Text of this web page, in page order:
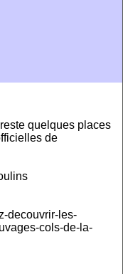
quelques places
de
decouvrir-les-
cols-de-la-